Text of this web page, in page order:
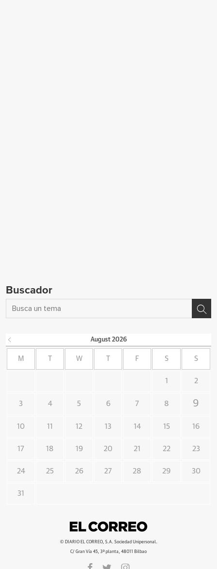
Buscador
August 2026
M W F S S
1 2
3 4 5 6 7 8 9
10 11 12 13 14 15 16
17 18 19 20 21 22 23
24 25 26 27 28 29 30
31
© DIARIO EL CORREO, S.A. Sociedad Unipersonal.
C/ Gran Vía 45, 3ª planta, 48011 Bilbao